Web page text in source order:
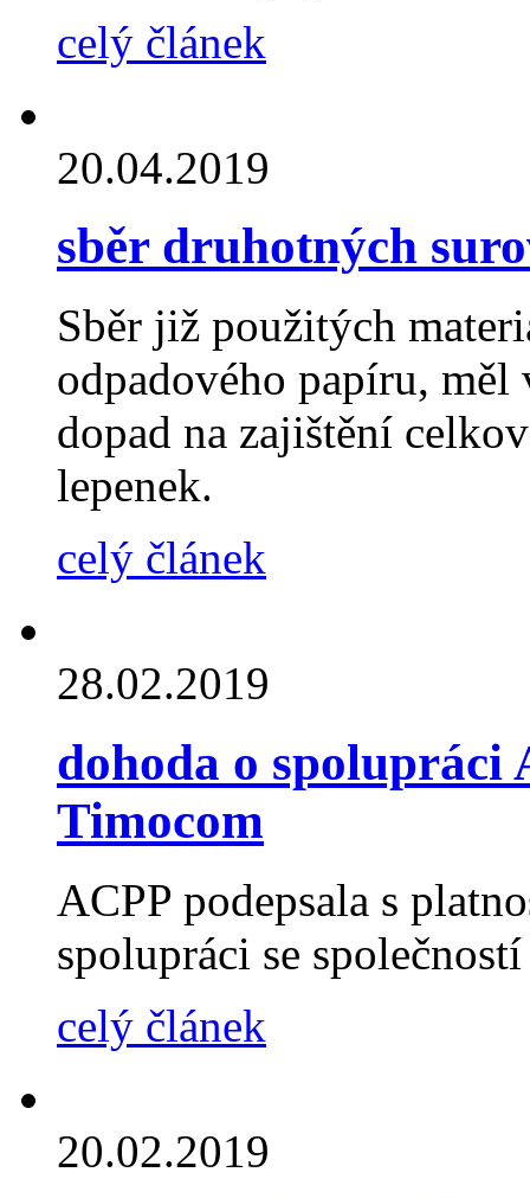
celý článek
20.04.2019
sběr druhotných
Sběr již použitých
odpadového papíru,
dopad na zajištění
lepenek.
celý článek
28.02.2019
dohoda o spolupráci
Timocom
ACPP podepsala s
spolupráci se
celý článek
20.02.2019